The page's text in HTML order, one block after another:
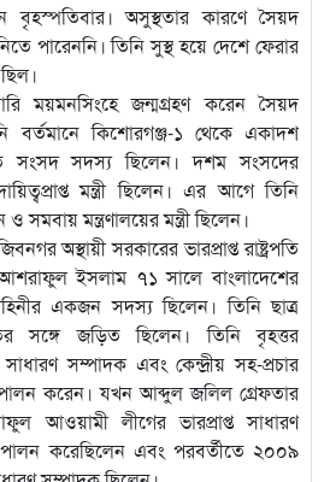
বৃহস্পতিবার। অসুস্থতার কারণে সৈয়দ
পারেননি। তিনি সুস্থ হয়ে দেশে ফেরার
ময়মনসিংহে জন্মগ্রহণ করেন সৈয়দ
কিশোরগঞ্জ-১ থেকে একাদশ
সংসদ সদস্য ছিলেন। দশম সংসদের
মন্ত্রী ছিলেন। এর আগে তিনি
সমবায় মন্ত্রণালয়ের মন্ত্রী ছিলেন।
অস্থায়ী সরকারের ভারপ্রাপ্ত রাষ্ট্রপতি
ইসলাম ৭১ সালে বাংলাদেশের
একজন সদস্য ছিলেন। তিনি ছাত্র
সঙ্গে জড়িত ছিলেন। তিনি বৃহত্তর
সম্পাদক এবং কেন্দ্রীয় সহ-প্রচার
পালন করেন। যখন আব্দুল জলিল গ্রেফতার
আওয়ামী লীগের ভারপ্রাপ্ত সাধারণ
পালন করেছিলেন এবং পরবর্তীতে ২০০৯